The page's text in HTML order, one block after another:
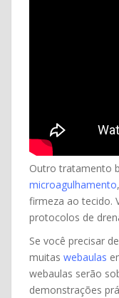
Outro tratamento
microagulhamento
firmeza ao tecido.
protocolos de
Se você precisar
muitas webaulas
webaulas serão
demonstrações